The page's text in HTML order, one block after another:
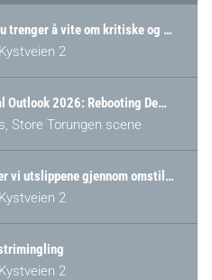
Arendalsuka: Alt du trenger å vite om kritiske og strategiske verdikjeder i Norge
2
Arendalsuka Global Outlook 2026: Rebooting Democracy for a New World Order
Store Torungen scene
Arendalsuka: Kutter vi utslippene gjennom omstilling – eller tap av industri?
2
2